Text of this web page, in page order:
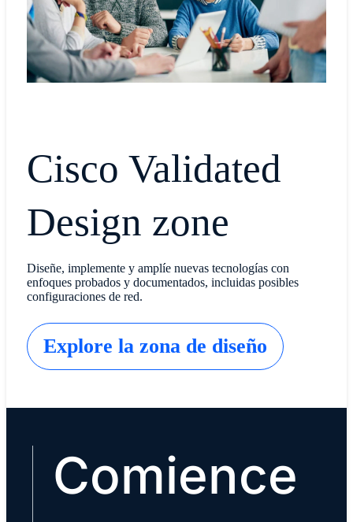
Cisco Validated
Design zone
Diseñe, implemente y amplíe nuevas tecnologías con
enfoques probados y documentados, incluidas posibles
configuraciones de red.
Explore la zona de diseño
Comience